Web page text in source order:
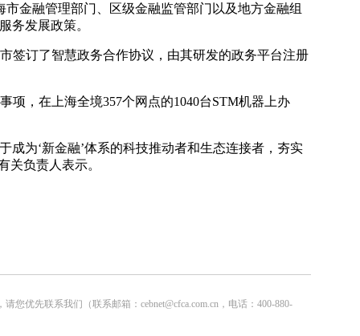
金融管理部门、区级金融监管部门以及地方金融组
务发展政策。
签订了智慧政务合作协议，由其研发的政务平台注册
项，在上海全境357个网点的1040台STM机器上办
为‘新金融’体系的科技推动者和生态连接者，夯实
关负责人表示。
优先联系我们（联系邮箱：cebnet@cfca.com.cn，电话：400-880-